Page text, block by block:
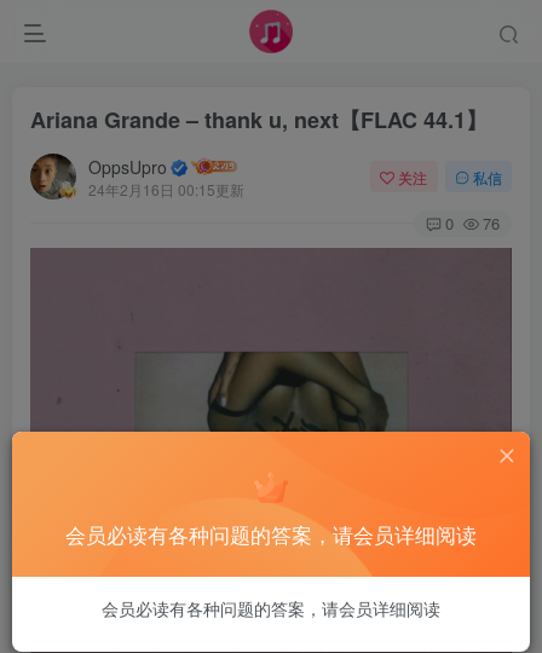
Ariana Grande – thank u, next【FLAC 44.1】
OppsUpro
24年2月16日 00:15更新
关注 私信
0 76
会员必读有各种问题的答案，请会员详细阅读
会员必读有各种问题的答案，请会员详细阅读